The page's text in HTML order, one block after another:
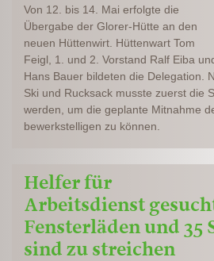
Von 12. bis 14. Mai erfolgte die
Übergabe der Glorer-Hütte an den
neuen Hüttenwirt. Hüttenwart Tom
Feigl, 1. und 2. Vorstand Ralf Eiba
Hans Bauer bildeten die Delegation.
Ski und Rucksack musste zuerst die
werden, um die geplante Mitnahme
bewerkstelligen zu können.
Helfer für
Arbeitsdienst
Fensterläden und 35
sind zu streichen